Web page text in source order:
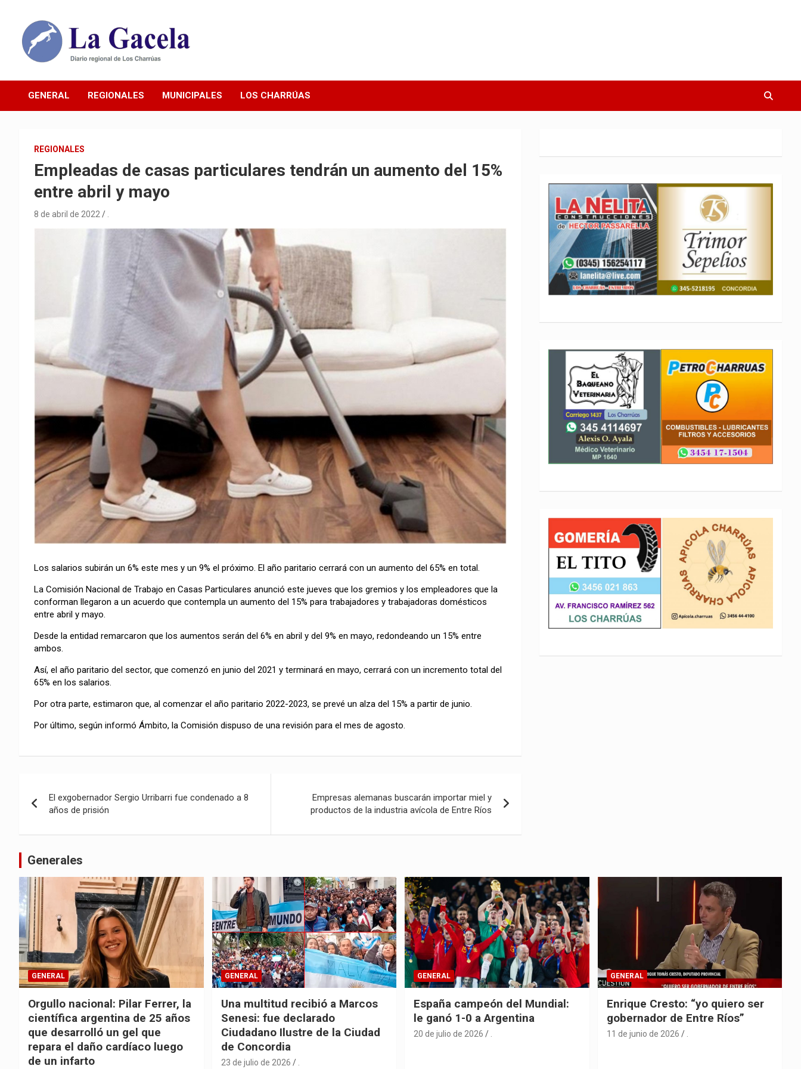
contenido
Diario La Gacela
GENERAL REGIONALES MUNICIPALES LOS CHARRÚAS
REGIONALES
Empleadas de casas particulares tendrán un aumento del 15%
entre abril y mayo
8 de abril de 2022
Los salarios subirán un 6% este mes y un 9% el próximo. El año paritario cerrará con un aumento del 65% en total.
La Comisión Nacional de Trabajo en Casas Particulares anunció este jueves que los gremios y los empleadores que la
conforman llegaron a un acuerdo que contempla un aumento del 15% para trabajadores y trabajadoras domésticos
entre abril y mayo.
Desde la entidad remarcaron que los aumentos serán del 6% en abril y del 9% en mayo, redondeando un 15% entre
ambos.
Así, el año paritario del sector, que comenzó en junio del 2021 y terminará en mayo, cerrará con un incremento total del
65% en los salarios.
Por otra parte, estimaron que, al comenzar el año paritario 2022-2023, se prevé un alza del 15% a partir de junio.
Por último, según informó Ámbito, la Comisión dispuso de una revisión para el mes de agosto.
de
entradas
El exgobernador Sergio Urribarri fue condenado a 8
años de prisión
Empresas alemanas buscarán importar miel y
productos de la industria avícola de Entre Ríos
Generales
GENERAL
Orgullo nacional: Pilar Ferrer, la
científica argentina de 25 años
que desarrolló un gel que
repara el daño cardíaco luego
de un infarto
GENERAL
Una multitud recibió a Marcos
Senesi: fue declarado
Ciudadano Ilustre de la Ciudad
de Concordia
23 de julio de 2026
GENERAL
España campeón del Mundial:
le ganó 1-0 a Argentina
20 de julio de 2026
GENERAL
Enrique Cresto: “yo quiero ser
gobernador de Entre Ríos”
11 de junio de 2026